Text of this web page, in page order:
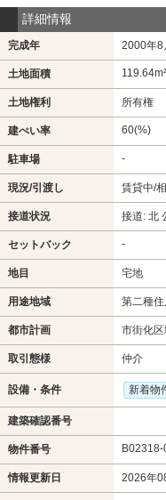
詳細情報
完成年 2000年8
土地面積 119.64m²
土地権利 所有権
建ぺい率 60(%)
駐車場 -
現況/引渡し 賃貸中/
接道状況 接道: 北
セットバック -
地目 宅地
用途地域 第二種
都市計画 市街化
取引態様 仲介
設備・条件 新着物
建築確認番号
物件番号
情報更新日 2026年